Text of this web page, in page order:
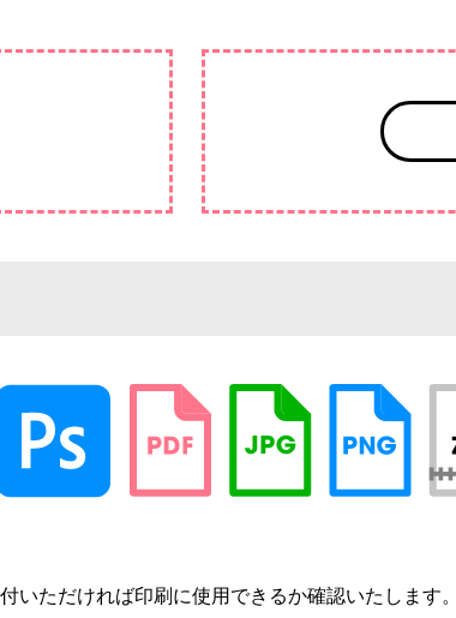
いただければ印刷に使用できるか確認いたします